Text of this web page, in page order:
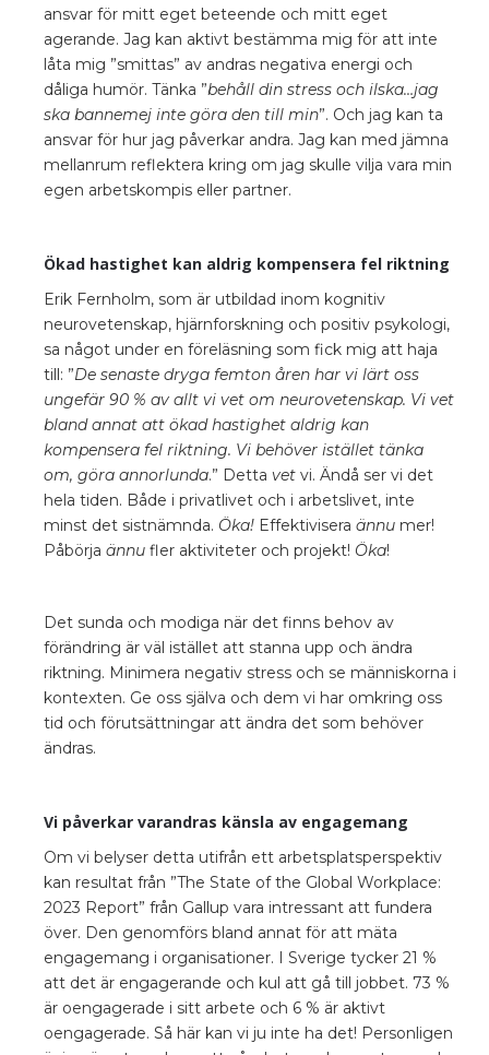
ansvar för mitt eget beteende och mitt eget
agerande. Jag kan aktivt bestämma mig för att inte
låta mig ”smittas” av andras negativa energi och
dåliga humör. Tänka ”behåll din stress och ilska…jag
ska bannemej inte göra den till min”. Och jag kan ta
ansvar för hur jag påverkar andra. Jag kan med jämna
mellanrum reflektera kring om jag skulle vilja vara min
egen arbetskompis eller partner.
Ökad hastighet kan aldrig kompensera fel riktning
Erik Fernholm, som är utbildad inom kognitiv
neurovetenskap, hjärnforskning och positiv psykologi,
sa något under en föreläsning som fick mig att haja
till: ”De senaste dryga femton åren har vi lärt oss
ungefär 90 % av allt vi vet om neurovetenskap. Vi vet
bland annat att ökad hastighet aldrig kan
kompensera fel riktning. Vi behöver istället tänka
om, göra annorlunda.” Detta vet vi. Ändå ser vi det
hela tiden. Både i privatlivet och i arbetslivet, inte
minst det sistnämnda. Öka! Effektivisera ännu mer!
Påbörja ännu fler aktiviteter och projekt! Öka!
Det sunda och modiga när det finns behov av
förändring är väl istället att stanna upp och ändra
riktning. Minimera negativ stress och se människorna i
kontexten. Ge oss själva och dem vi har omkring oss
tid och förutsättningar att ändra det som behöver
ändras.
Vi påverkar varandras känsla av engagemang
Om vi belyser detta utifrån ett arbetsplatsperspektiv
kan resultat från ”The State of the Global Workplace:
2023 Report” från Gallup vara intressant att fundera
över. Den genomförs bland annat för att mäta
engagemang i organisationer. I Sverige tycker 21 %
att det är engagerande och kul att gå till jobbet. 73 %
är oengagerade i sitt arbete och 6 % är aktivt
oengagerade. Så här kan vi ju inte ha det! Personligen